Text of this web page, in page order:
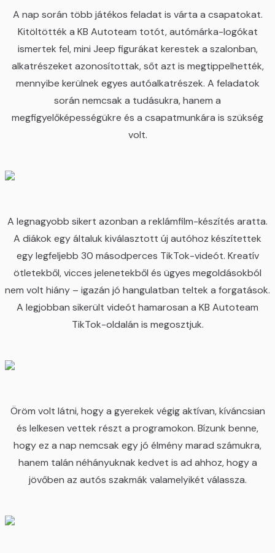
A nap során több játékos feladat is várta a csapatokat.
Kitöltötték a KB Autoteam totót, autómárka-logókat
ismertek fel, mini Jeep figurákat kerestek a szalonban,
alkatrészeket azonosítottak, sőt azt is megtippelhették,
mennyibe kerülnek egyes autóalkatrészek. A feladatok
során nemcsak a tudásukra, hanem a
megfigyelőképességükre és a csapatmunkára is szükség
volt.
A legnagyobb sikert azonban a reklámfilm-készítés aratta.
A diákok egy általuk kiválasztott új autóhoz készítettek
egy legfeljebb 30 másodperces TikTok-videót. Kreatív
ötletekből, vicces jelenetekből és ügyes megoldásokból
nem volt hiány – igazán jó hangulatban teltek a forgatások.
A legjobban sikerült videót hamarosan a KB Autoteam
TikTok-oldalán is megosztjuk.
Öröm volt látni, hogy a gyerekek végig aktívan, kíváncsian
és lelkesen vettek részt a programokon. Bízunk benne,
hogy ez a nap nemcsak egy jó élmény marad számukra,
hanem talán néhányuknak kedvet is ad ahhoz, hogy a
jövőben az autós szakmák valamelyikét válassza.